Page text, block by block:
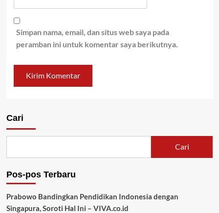
Simpan nama, email, dan situs web saya pada
peramban ini untuk komentar saya berikutnya.
Cari
Cari
Pos-pos Terbaru
Prabowo Bandingkan Pendidikan Indonesia dengan
Singapura, Soroti Hal Ini – VIVA.co.id